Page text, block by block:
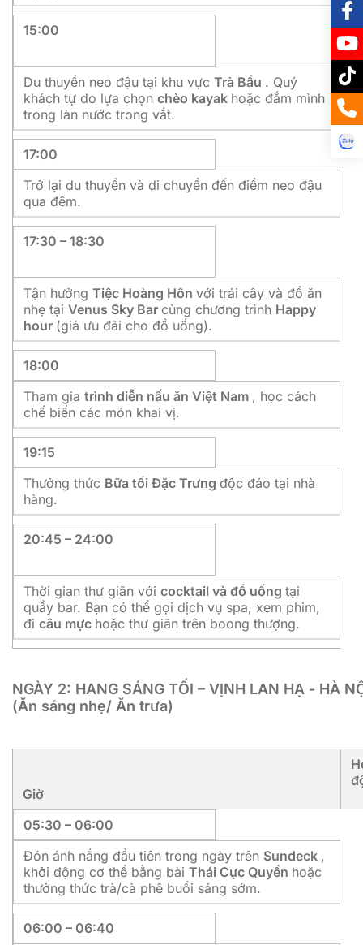
15:00
Du thuyền neo đậu tại khu vực Trà Bầu . Quý
khách tự do lựa chọn chèo kayak hoặc đắm mình
trong làn nước trong vắt.
17:00
Trở lại du thuyền và di chuyển đến điểm neo đậu
qua đêm.
17:30 – 18:30
Tận hưởng Tiệc Hoàng Hôn với trái cây và đồ ăn
nhẹ tại Venus Sky Bar cùng chương trình Happy
hour (giá ưu đãi cho đồ uống).
18:00
Tham gia trình diễn nấu ăn Việt Nam , học cách
chế biến các món khai vị.
19:15
Thưởng thức Bữa tối Đặc Trưng độc đáo tại nhà
hàng.
20:45 – 24:00
Thời gian thư giãn với cocktail và đồ uống tại
quầy bar. Bạn có thể gọi dịch vụ spa, xem phim,
đi câu mực hoặc thư giãn trên boong thượng.
NGÀY 2: HANG SÁNG TỐI – VỊNH LAN HẠ - HÀ
(Ăn sáng nhẹ/ Ăn trưa)
Giờ
05:30 – 06:00
Đón ánh nắng đầu tiên trong ngày trên Sundeck ,
khởi động cơ thể bằng bài Thái Cực Quyền hoặc
thưởng thức trà/cà phê buổi sáng sớm.
06:00 – 06:40